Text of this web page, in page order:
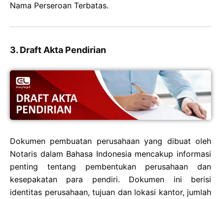
Nama Perseroan Terbatas.
3. Draft Akta Pendirian
Dokumen pembuatan perusahaan yang dibuat oleh
Notaris dalam Bahasa Indonesia mencakup informasi
penting tentang pembentukan perusahaan dan
kesepakatan para pendiri. Dokumen ini berisi
identitas perusahaan, tujuan dan lokasi kantor, jumlah